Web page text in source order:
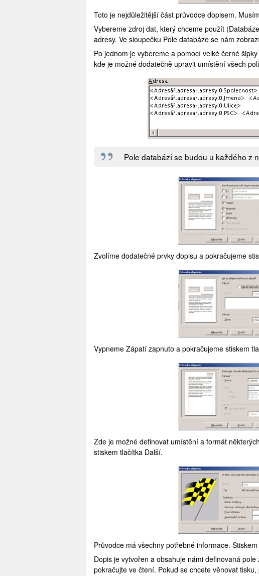
Toto je nejdůležitější část průvodce dopisem.
Vybereme zdroj dat, který chceme použít
adresy. Ve sloupečku Pole databáze se nám
Po jednom je vybereme a pomocí velké černé
kde je možné dodatečně upravit umístění všech
Pole databází se budou u každého z
Zvolíme dodatečné prvky dopisu a pokračujeme
Vypneme Zápatí zapnuto a pokračujeme stiskem
Zde je možné definovat umístění a formát
stiskem tlačítka Další.
Průvodce má všechny potřebné informace.
Dopis je vytvořen a obsahuje námi definovaná
pokračujte ve čtení. Pokud se chcete věnovat